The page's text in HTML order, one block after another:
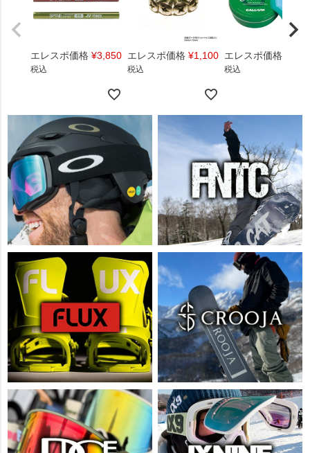
エレスポ価格 ¥3,850
税込
エレスポ価格 ¥1,100
税込
エレスポ価格
税込